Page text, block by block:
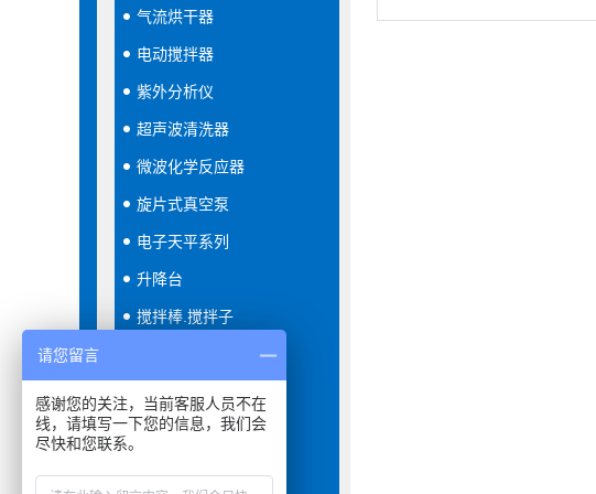
气流烘干器
电动搅拌器
紫外分析仪
超声波清洗器
微波化学反应器
旋片式真空泵
电子天平系列
升降台
搅拌棒.搅拌子
分液器
请您留言
感谢您的关注，当前客服人员不在
线，请填写一下您的信息，我们会
尽快和您联系。